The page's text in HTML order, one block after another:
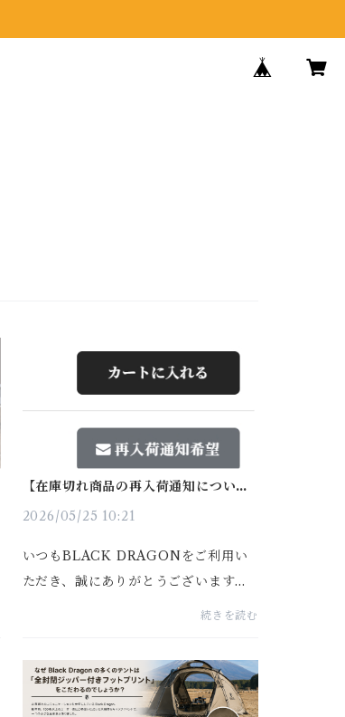
【在庫切れ商品の再入荷通知につい
2026/05/25 10:21
いつもBLACK DRAGONをご利用い
ただき、誠にありがとうございます。
一部の商品につきまして、現在在庫切
通知を受け取りたい場合は、商品ペー
ジ内の「メール登録」よりメールア...
続きを読む